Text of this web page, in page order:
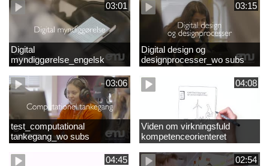
03:01
Digital
myndiggørelse_engelsk
03:15
Digital design og
designprocesser_wo subs
03:06
test_computational
tankegang_wo subs
04:08
Viden om virkningsfuld
kompetenceorienteret
naturfagsundervisning
04:45
02:54